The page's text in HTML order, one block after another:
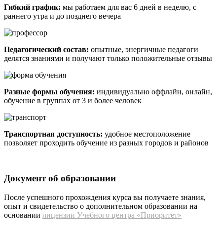
Гибкий график: мы работаем для вас 6 дней в неделю, с
раннего утра и до позднего вечера
Педагогический состав: опытные, энергичные педагоги
делятся знаниями и получают только положительные отзывы
Разные формы обучения: индивидуально оффлайн, онлайн,
обучение в группах от 3 и более человек
Транспортная доступность: удобное местоположение
позволяет проходить обучение из разных городов и районов
Документ об образовании
После успешного прохождения курса вы получаете знания,
опыт и свидетельство о дополнительном образовании на
основании лицензии Учебного центра «Приоритет»